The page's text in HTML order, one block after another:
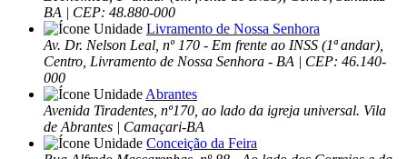
BA | CEP: 48.880-000
Livramento de Nossa Senhora
Av. Dr. Nelson Leal, nº 170 - Em frente ao INSS (1ª andar),
Centro, Livramento de Nossa Senhora - BA | CEP: 46.140-
000
Abrantes
Avenida Tiradentes, nº170, ao lado da igreja universal. Vila
de Abrantes | Camaçari-BA
Conceição da Feira